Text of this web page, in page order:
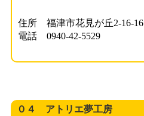
住所 福津市花見が丘2-16-16
電話 0940-42-5529
０４ アトリエ夢工房